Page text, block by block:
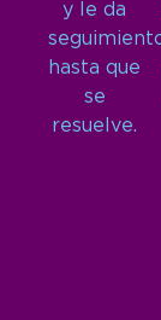
y le da
hasta que
se
resuelve.